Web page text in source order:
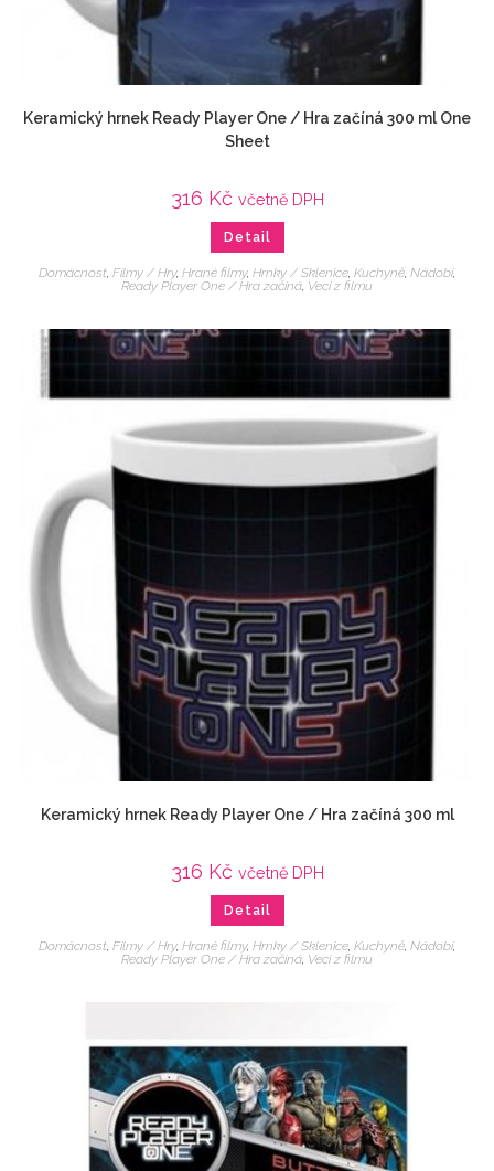
Keramický hrnek Ready Player One / Hra začíná 300 ml One
Sheet
316 Kč včetně DPH
Detail
Domácnost, Filmy / Hry, Hrané filmy, Hrnky / Sklenice, Kuchyně, Nádobí,
Ready Player One / Hra začíná, Veci z filmu
Keramický hrnek Ready Player One / Hra začíná 300 ml
316 Kč včetně DPH
Detail
Domácnost, Filmy / Hry, Hrané filmy, Hrnky / Sklenice, Kuchyně, Nádobí,
Ready Player One / Hra začíná, Veci z filmu